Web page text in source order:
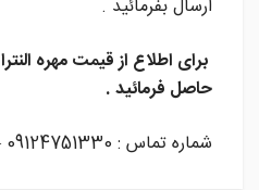
ارسال بفرمائید .
برای اطلاع از قیمت مهره النترا
حاصل فرمائید .
شماره تماس : 09124751330 – 02136919310